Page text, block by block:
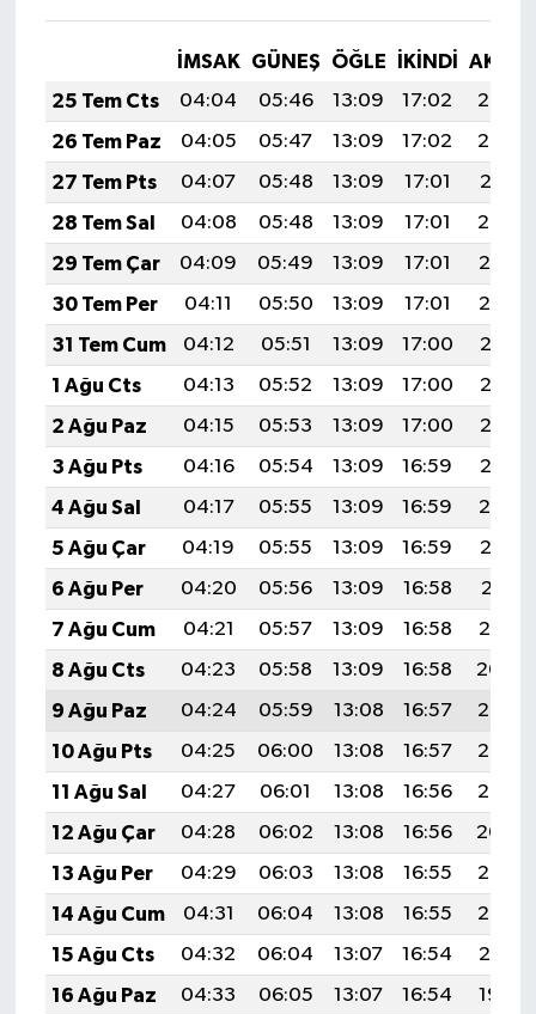
İMSAK GÜNEŞ ÖĞLE İKINDI
25 Tem Cts
04:04 05:46 13:09 17:02
20:23
26 Tem Paz
04:05 05:47 13:09 17:02
20:22
27 Tem Pts
04:07 05:48 13:09 17:01
20:21
28 Tem Sal
04:08 05:48 13:09 17:01
20:20
29 Tem Çar
04:09 05:49 13:09 17:01
20:19
30 Tem Per
04:11 05:50 13:09 17:01
20:19
31 Tem Cum
04:12 05:51 13:09 17:00
20:18
1 Ağu Cts
04:13 05:52 13:09 17:00
20:17
2 Ağu Paz
04:15 05:53 13:09 17:00
20:16
3 Ağu Pts
04:16 05:54 13:09 16:59
20:15
4 Ağu Sal
04:17 05:55 13:09 16:59
20:14
5 Ağu Çar
04:19 05:55 13:09 16:59
20:12
6 Ağu Per
04:20 05:56 13:09 16:58
20:11
7 Ağu Cum
04:21 05:57 13:09 16:58
20:10
8 Ağu Cts
04:23 05:58 13:09 16:58
20:09
9 Ağu Paz
04:24 05:59 13:08 16:57
20:08
10 Ağu Pts
04:25 06:00 13:08 16:57
20:07
11 Ağu Sal
04:27 06:01 13:08 16:56
20:06
12 Ağu Çar
04:28 06:02 13:08 16:56
20:04
13 Ağu Per
04:29 06:03 13:08 16:55
20:03
14 Ağu Cum
04:31 06:04 13:08 16:55
20:02
15 Ağu Cts
04:32 06:04 13:07 16:54
20:01
16 Ağu Paz
04:33 06:05 13:07 16:54
19:59